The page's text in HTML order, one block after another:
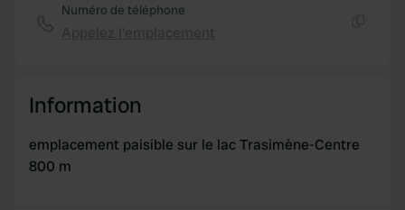
Numéro de téléphone
Information
emplacement paisible sur le lac Trasimène-Centre
800 m